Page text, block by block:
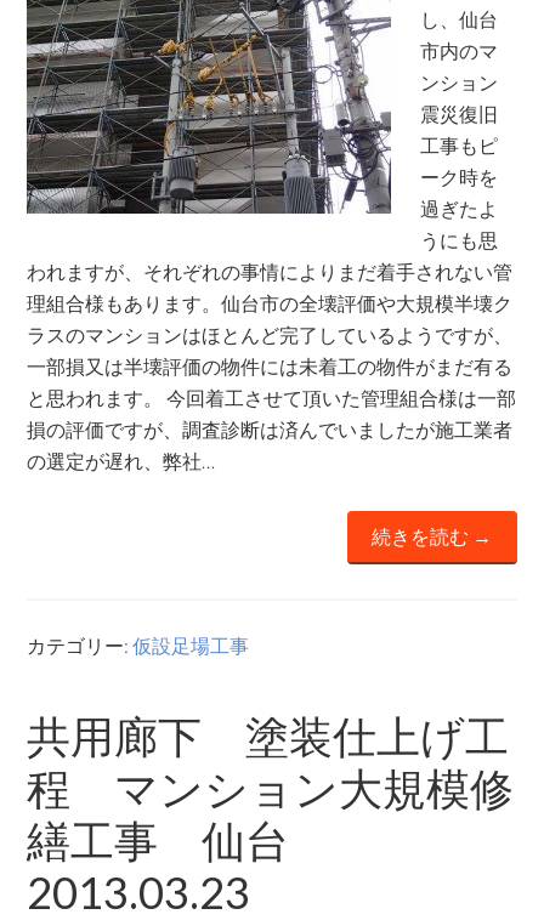
し、仙台
市内のマ
ンション
震災復旧
工事もピ
ーク時を
過ぎたよ
うにも思
われますが、それぞれの事情によりまだ着手されない管
理組合様もあります。仙台市の全壊評価や大規模半壊ク
ラスのマンションはほとんど完了しているようですが、
一部損又は半壊評価の物件には未着工の物件がまだ有る
と思われます。 今回着工させて頂いた管理組合様は一部
損の評価ですが、調査診断は済んでいましたが施工業者
の選定が遅れ、弊社…
続きを読む →
カテゴリー:仮設足場工事
共用廊下 塗装仕上げ工
程 マンション大規模修
繕工事 仙台
2013.03.23